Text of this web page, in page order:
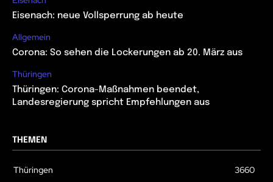
Eisenach: neue Vollsperrung ab heute
Allgemein
Corona: So sehen die Lockerungen ab 20. März aus
Thüringen
Thüringen: Corona-Maßnahmen beendet,
Landesregierung spricht Empfehlungen aus
THEMEN
Thüringen 3660